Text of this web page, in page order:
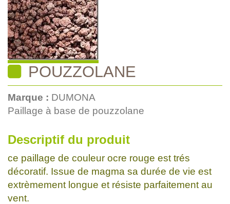
POUZZOLANE
Marque : DUMONA
Paillage à base de pouzzolane
Descriptif du produit
ce paillage de couleur ocre rouge est trés
décoratif. Issue de magma sa durée de vie est
extrèmement longue et résiste parfaitement au
vent.